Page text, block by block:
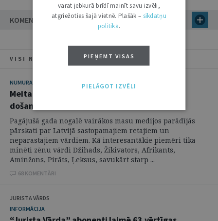
KOMENTĀRI
VISI NUMURA RAKSTI
NUMURA TĒMA
Meita Kaza un dēls Raspodiņš: bērna vārda
došanas tiesiskie aspekti
Pagājušā gada nogalē vairākos masu medijos parādījās
pārskati par Latvijā sastopamajiem retajiem un
neparastajiem vārdiem. Kā interesantākie piemēri tika
minēti zēnu vārdi Džihads, Žikivators, Afrikants,
Aminžons, Pirāts, Ļeksus, savukārt starp ...
68 KOMENTĀRI
JURISTA VĀRDS
INFORMĀCIJA
varat jebkurā brīdī mainīt savu izvēli,
atgriežoties šajā vietnē. Plašāk – sīkdatņu
politikā.
PIEŅEMT VISAS
PIELĀGOT IZVĒLI